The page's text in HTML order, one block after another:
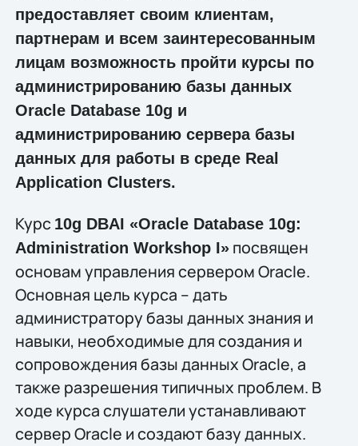
предоставляет своим клиентам,
партнерам и всем заинтересованным
лицам возможность пройти курсы по
администрированию базы данных
Oracle Database 10g и
администрированию сервера базы
данных для работы в среде Real
Application Clusters.
Курс 10g DBAI «Oracle Database 10g:
Administration Workshop I»посвящен
основам управления сервером Oracle.
Основная цель курса – дать
администратору базы данных знания и
навыки, необходимые для создания и
сопровождения базы данных Oracle, а
также разрешения типичных проблем. В
ходе курса слушатели устанавливают
сервер Oracle и создают базу данных.